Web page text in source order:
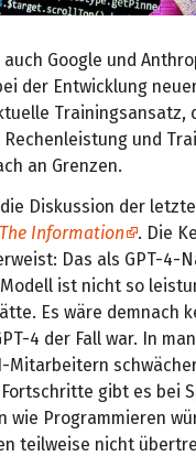
auch Google und
der Entwicklung
Trainingsansatz,
Rechenleistung und
an Grenzen.
Diskussion der
The Information
. Die
Das als GPT-4-
ist nicht so
Es wäre demnach
4 der Fall war. In
Mitarbeitern
gibt es bei
wie Programmieren
teilweise nicht